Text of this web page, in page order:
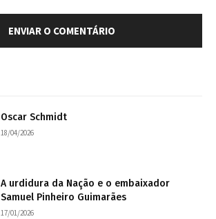
Oscar Schmidt
18/04/2026
A urdidura da Nação e o embaixador
Samuel Pinheiro Guimarães
17/01/2026